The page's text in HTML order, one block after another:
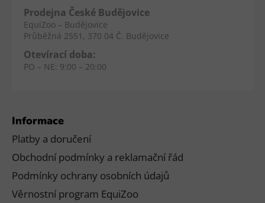
Informace
Platby a doručení
Obchodní podmínky a reklamační řád
Podmínky ochrany osobních údajů
Věrnostní program EquiZoo
Prodejna České Budějovice
EquiZoo – Budějovice
Průběžná 2551, 370 04 Č. Budějovice
Otevírací doba:
PO – NE: 9:00 – 20:00